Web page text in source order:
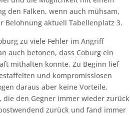
den Falken, wenn auch mühsam,
Belohnung aktuell Tabellenplatz 3.
zu viele Fehler im Angriff
auch betonen, dass Coburg ein
mithalten konnte. Zu Beginn lief
und kompromisslosen
daraus aber keine Vorteile,
den Gegner immer wieder zurück
zurück und fand immer